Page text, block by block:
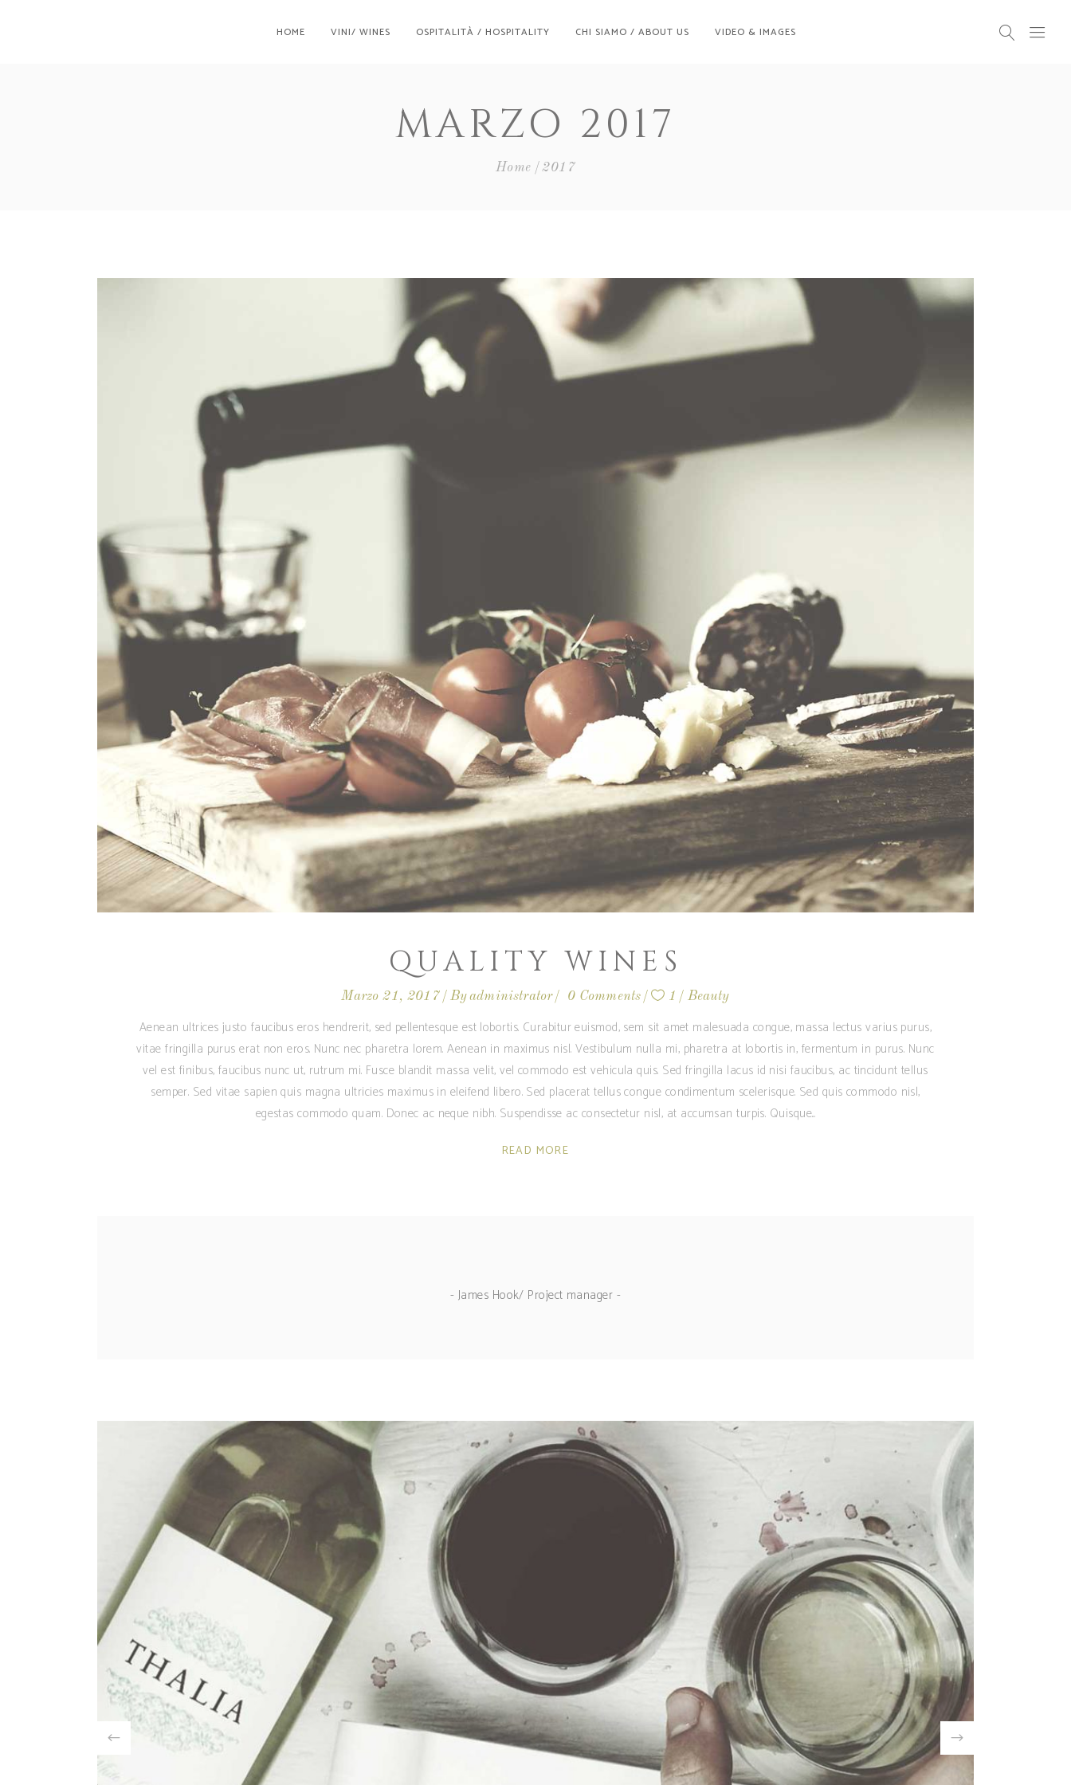
HOME VINI/ WINES OSPITALITÀ / HOSPITALITY CHI SIAMO / ABOUT US VIDEO & IMAGES
MARZO 2017
Home 2017
QUALITY WINES
Marzo 21, 2017 Byadministrator 0 Comments 1 Beauty
Aenean ultrices justo faucibus eros hendrerit, sed pellentesque est lobortis. Curabitur euismod, sem sit amet malesuada congue, massa lectus varius purus,
vitae fringilla purus erat non eros. Nunc nec pharetra lorem. Aenean in maximus nisl. Vestibulum nulla mi, pharetra at lobortis in, fermentum in purus. Nunc
vel est finibus, faucibus nunc ut, rutrum mi. Fusce blandit massa velit, vel commodo est vehicula quis. Sed fringilla lacus id nisi faucibus, ac tincidunt tellus
semper. Sed vitae sapien quis magna ultricies maximus in eleifend libero. Sed placerat tellus congue condimentum scelerisque. Sed quis commodo nisl,
egestas commodo quam. Donec ac neque nibh. Suspendisse ac consectetur nisl, at accumsan turpis. Quisque
READ MORE
- James Hook/ Project manager -